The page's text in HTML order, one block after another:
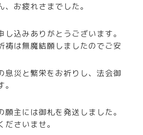
、お疲れさまでした。
し込みありがとうございます。
祷は無魔結願しましたのでご安
息災と繁栄をお祈りし、法会御
願主には御札を発送しました。
さいませ。